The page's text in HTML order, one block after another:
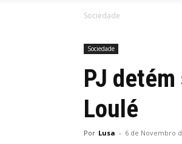
Sociedade
Sociedade
PJ
Loulé
Por Lusa - 6 de Novembro